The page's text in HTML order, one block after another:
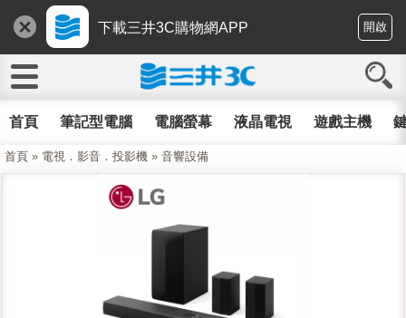
下載三井3C購物網APP 開啟
首頁 筆記型電腦 電腦螢幕 液晶電視 遊戲主機
首頁 » 電視．影音．投影機 » 音響設備